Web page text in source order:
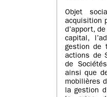
Objet
acquisition
d’apport,
capital,
gestion de
actions de
de
ainsi que
mobilières
la gestion